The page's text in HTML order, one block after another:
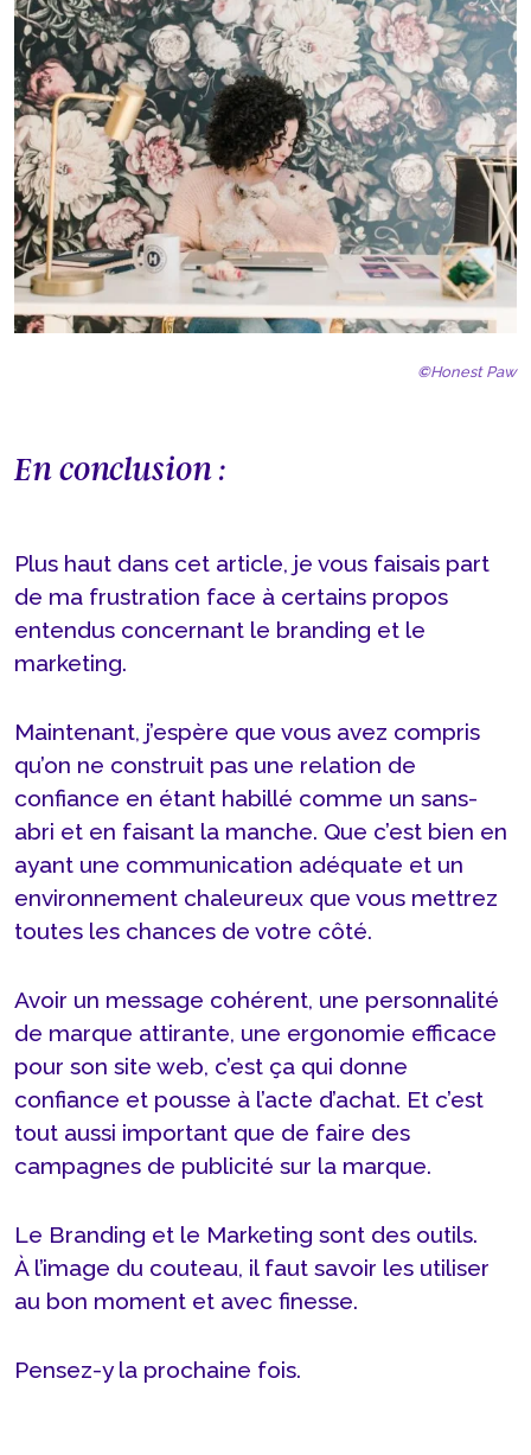
©Honest Paw
En conclusion :
Plus haut dans cet article, je vous faisais part
de ma frustration face à certains propos
entendus concernant le branding et le
marketing.
Maintenant, j’espère que vous avez compris
qu’on ne construit pas une relation de
confiance en étant habillé comme un sans-
abri et en faisant la manche. Que c’est bien en
ayant une communication adéquate et un
environnement chaleureux que vous mettrez
toutes les chances de votre côté.
Avoir un message cohérent, une personnalité
de marque attirante, une ergonomie efficace
pour son site web, c’est ça qui donne
confiance et pousse à l’acte d’achat. Et c’est
tout aussi important que de faire des
campagnes de publicité sur la marque.
Le Branding et le Marketing sont des outils.
À l’image du couteau, il faut savoir les utiliser
au bon moment et avec finesse.
Pensez-y la prochaine fois.